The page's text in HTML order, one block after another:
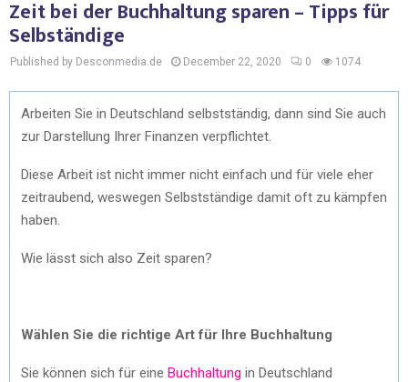
Zeit bei der Buchhaltung sparen – Tipps für
Selbständige
Published by Desconmedia.de December 22, 2020 0 1074
Arbeiten Sie in Deutschland selbstständig, dann sind Sie auch
zur Darstellung Ihrer Finanzen verpflichtet.
Diese Arbeit ist nicht immer nicht einfach und für viele eher
zeitraubend, weswegen Selbstständige damit oft zu kämpfen
haben.
Wie lässt sich also Zeit sparen?
Wählen Sie die richtige Art für Ihre Buchhaltung
Sie können sich für eine Buchhaltung in Deutschland